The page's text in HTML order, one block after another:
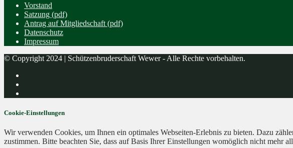
Vorstand
Satzung (pdf)
Antrag auf Mitgliedschaft (pdf)
Datenschutz
Impressum
© Copyright 2024 | Schützenbruderschaft Wewer - Alle Rechte vorbehalten.
Cookie-Einstellungen
Wir verwenden Cookies, um Ihnen ein optimales Webseiten-Erlebnis zu bieten. Dazu
zustimmen. Bitte beachten Sie, dass auf Basis Ihrer Einstellungen womöglich nicht mehr